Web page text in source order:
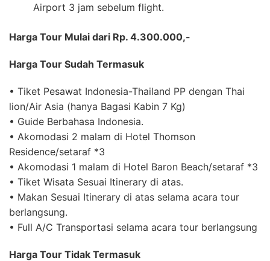
Airport 3 jam sebelum flight.
Harga Tour Mulai dari Rp. 4.300.000,-
Harga Tour Sudah Termasuk
• Tiket Pesawat Indonesia-Thailand PP dengan Thai
lion/Air Asia (hanya Bagasi Kabin 7 Kg)
• Guide Berbahasa Indonesia.
• Akomodasi 2 malam di Hotel Thomson
Residence/setaraf *3
• Akomodasi 1 malam di Hotel Baron Beach/setaraf *3
• Tiket Wisata Sesuai Itinerary di atas.
• Makan Sesuai Itinerary di atas selama acara tour
berlangsung.
• Full A/C Transportasi selama acara tour berlangsung
Harga Tour Tidak Termasuk